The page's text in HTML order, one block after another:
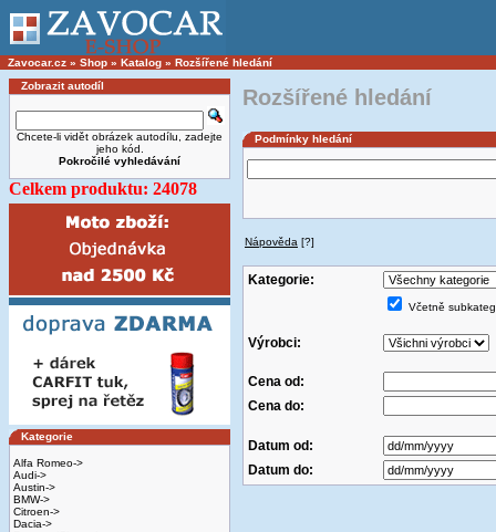
Zavocar.cz » Shop » Katalog » Rozšířené hledání
Zobrazit autodíl
Chcete-li vidět obrázek autodílu, zadejte
jeho kód.
Pokročilé vyhledávání
Celkem produktu: 24078
Kategorie
Alfa Romeo->
Audi->
Austin->
BMW->
Citroen->
Dacia->
Rozšířené hledání
Podmínky hledání
Nápověda [?]
Kategorie:
Včetně
Výrobci:
Cena od:
Cena do:
Datum od:
Datum do: